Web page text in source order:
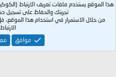
هذا الموقع يستخدم ملفات تعريف الارتباط
تجربتك والحفاظ على تسجيل
من خلال الاستمرار في استخدام هذا الموقع،
موافق